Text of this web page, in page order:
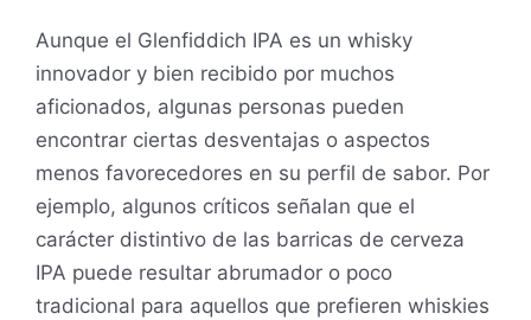
Aunque el Glenfiddich IPA es un whisky
innovador y bien recibido por muchos
aficionados, algunas personas pueden
encontrar ciertas desventajas o aspectos
menos favorecedores en su perfil de sabor. Por
ejemplo, algunos críticos señalan que el
carácter distintivo de las barricas de cerveza
IPA puede resultar abrumador o poco
tradicional para aquellos que prefieren whiskies